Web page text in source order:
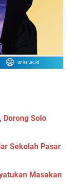
Dorong Solo
Sekolah Pasar
Masakan